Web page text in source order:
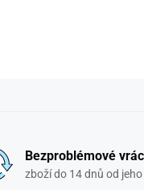
Bezproblémové
zboží do 14 dnů od